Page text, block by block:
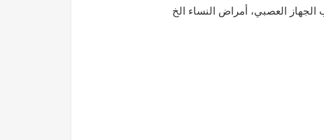
العصبي، أمراض النساء الخ